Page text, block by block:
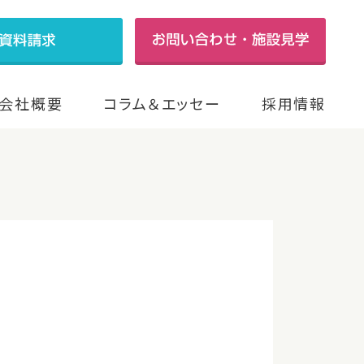
社概要 コラム＆エッセー 採用情報